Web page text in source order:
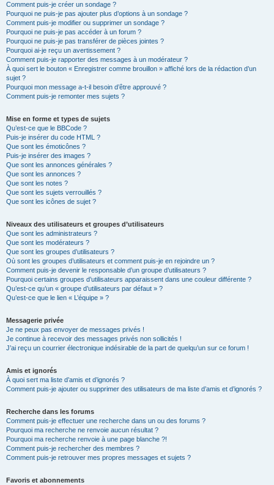
Comment puis-je créer un sondage ?
Pourquoi ne puis-je pas ajouter plus d’options à un sondage ?
Comment puis-je modifier ou supprimer un sondage ?
Pourquoi ne puis-je pas accéder à un forum ?
Pourquoi ne puis-je pas transférer de pièces jointes ?
Pourquoi ai-je reçu un avertissement ?
Comment puis-je rapporter des messages à un modérateur ?
À quoi sert le bouton « Enregistrer comme brouillon » affiché lors de la rédaction d’un
sujet ?
Pourquoi mon message a-t-il besoin d’être approuvé ?
Comment puis-je remonter mes sujets ?
Mise en forme et types de sujets
Qu’est-ce que le BBCode ?
Puis-je insérer du code HTML ?
Que sont les émoticônes ?
Puis-je insérer des images ?
Que sont les annonces générales ?
Que sont les annonces ?
Que sont les notes ?
Que sont les sujets verrouillés ?
Que sont les icônes de sujet ?
Niveaux des utilisateurs et groupes d’utilisateurs
Que sont les administrateurs ?
Que sont les modérateurs ?
Que sont les groupes d’utilisateurs ?
Où sont les groupes d’utilisateurs et comment puis-je en rejoindre un ?
Comment puis-je devenir le responsable d’un groupe d’utilisateurs ?
Pourquoi certains groupes d’utilisateurs apparaissent dans une couleur différente ?
Qu’est-ce qu’un « groupe d’utilisateurs par défaut » ?
Qu’est-ce que le lien « L’équipe » ?
Messagerie privée
Je ne peux pas envoyer de messages privés !
Je continue à recevoir des messages privés non sollicités !
J’ai reçu un courrier électronique indésirable de la part de quelqu’un sur ce forum !
Amis et ignorés
À quoi sert ma liste d’amis et d’ignorés ?
Comment puis-je ajouter ou supprimer des utilisateurs de ma liste d’amis et d’ignorés ?
Recherche dans les forums
Comment puis-je effectuer une recherche dans un ou des forums ?
Pourquoi ma recherche ne renvoie aucun résultat ?
Pourquoi ma recherche renvoie à une page blanche ?!
Comment puis-je rechercher des membres ?
Comment puis-je retrouver mes propres messages et sujets ?
Favoris et abonnements